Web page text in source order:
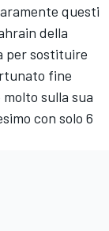
questi
della
per sostituire
fine
sulla sua
con solo 6